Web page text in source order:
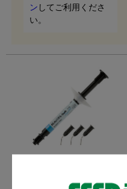
ン してご利用くださ
い。